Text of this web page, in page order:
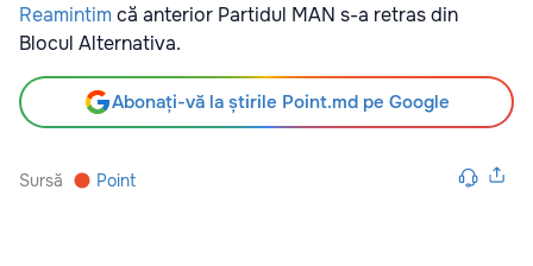
Reamintim că anterior Partidul MAN s-a retras din
Blocul Alternativa.
Abonați-vă la știrile Point.md pe Google
Sursă Point